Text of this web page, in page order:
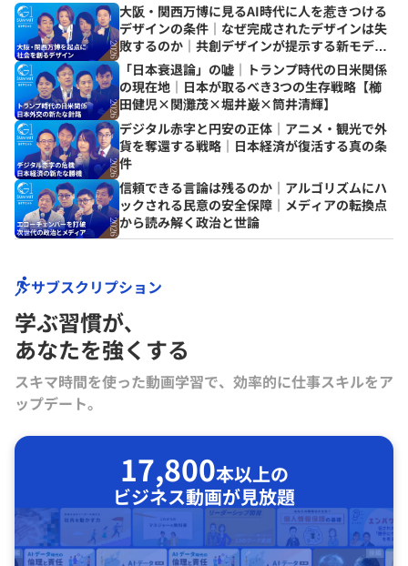
大阪・関西万博に見るAI時代に人を惹きつける
デザインの条件｜なぜ完成されたデザインは失
敗するのか｜共創デザインが提示する新モデル
とは
「日本衰退論」の嘘｜トランプ時代の日米関係
の現在地｜日本が取るべき3つの生存戦略【櫛
田健児×関灘茂×堀井巌×筒井清輝】
デジタル赤字と円安の正体｜アニメ・観光で外
貨を奪還する戦略｜日本経済が復活する真の条
件
信頼できる言論は残るのか｜アルゴリズムにハ
ックされる民意の安全保障｜メディアの転換点
から読み解く政治と世論
サブスクリプション
学ぶ習慣が､
あなたを強くする
スキマ時間を使った動画学習で、効率的に仕事スキルをア
ップデート。
17,800本以上の
ビジネス動画が見放題